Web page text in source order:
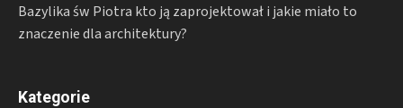
Bazylika św Piotra kto ją zaprojektował i jakie miało to
znaczenie dla architektury?
Kategorie